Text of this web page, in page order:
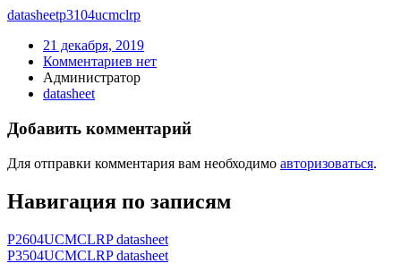
datasheetp3104ucmclrp
21 декабря, 2019
Комментариев нет
Администратор
datasheet
Добавить комментарий
Для отправки комментария вам необходимо авторизоваться.
Навигация по записям
P2604UCMCLRP datasheet
P3504UCMCLRP datasheet